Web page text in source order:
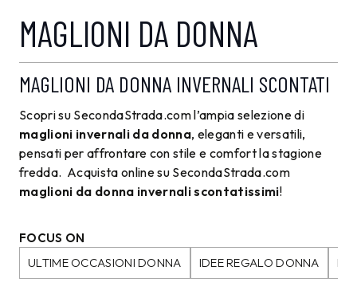
MAGLIONI DA DONNA
MAGLIONI DA DONNA INVERNALI SCONTATI
Scopri su SecondaStrada.com l’ampia selezione di
maglioni invernali da donna, eleganti e versatili,
pensati per affrontare con stile e comfort la stagione
fredda. Acquista online su SecondaStrada.com
maglioni da donna invernali scontatissimi!
FOCUS ON
ULTIME OCCASIONI DONNA
IDEE REGALO DONNA